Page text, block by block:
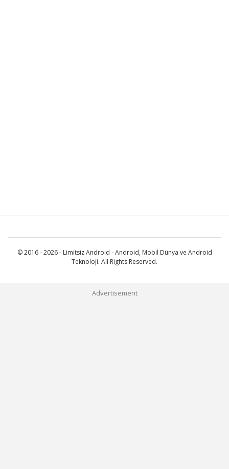
© 2016 - 2026 - Limitsiz Android - Android, Mobil Dünya ve Android
Teknoloji. All Rights Reserved.
Advertisement